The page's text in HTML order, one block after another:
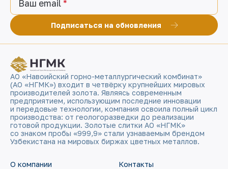
Ваш email
Подписаться на обновления
АО «Навоийский горно-металлургический комбинат»
(АО «НГМК») входит в четвёрку крупнейших мировых
производителей золота. Являясь современным
предприятием, использующим последние инновации
и передовые технологии, компания освоила полный цикл
производства: от геологоразведки до реализации
готовой продукции. Золотые слитки АО «НГМК»
со знаком пробы «999,9» стали узнаваемым брендом
Узбекистана на мировых биржах цветных металлов.
О компании Контакты